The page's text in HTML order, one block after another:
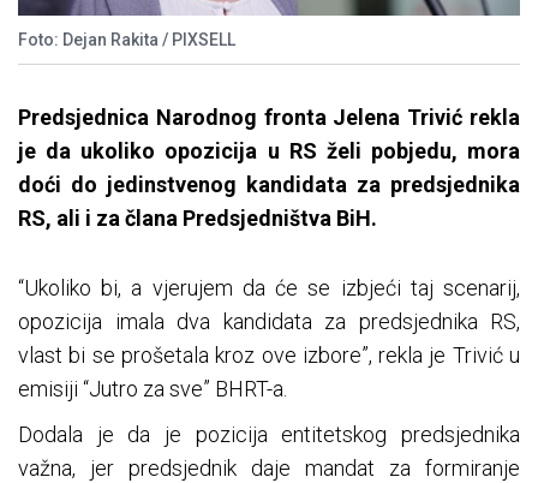
Foto: Dejan Rakita / PIXSELL
Predsjednica Narodnog fronta Jelena Trivić rekla
je da ukoliko opozicija u RS želi pobjedu, mora
doći do jedinstvenog kandidata za predsjednika
RS, ali i za člana Predsjedništva BiH.
“Ukoliko bi, a vjerujem da će se izbjeći taj scenarij,
opozicija imala dva kandidata za predsjednika RS,
vlast bi se prošetala kroz ove izbore”, rekla je Trivić u
emisiji “Jutro za sve” BHRT-a.
Dodala je da je pozicija entitetskog predsjednika
važna, jer predsjednik daje mandat za formiranje